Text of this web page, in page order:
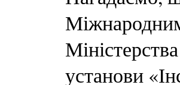
установи